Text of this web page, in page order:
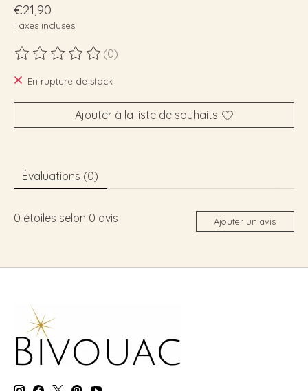
€21,90
Taxes incluses
Ce produit est évalué à
(0)
En rupture de stock
Ajouter à la liste de souhaits
Évaluations (0)
0 étoiles selon 0 avis Ajouter un avis